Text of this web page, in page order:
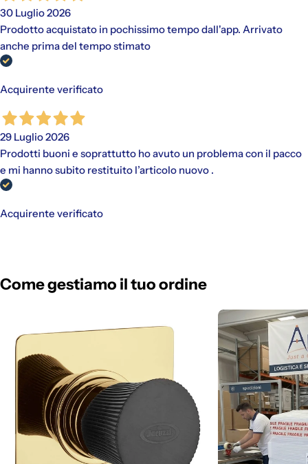
30 Luglio 2026
Prodotto acquistato in pochissimo tempo dall'app. Arrivato
anche prima del tempo stimato
Acquirente verificato
29 Luglio 2026
Prodotti buoni e soprattutto ho avuto un problema con il pacco
e mi hanno subito restituito l’articolo nuovo .
Acquirente verificato
Come gestiamo il tuo ordine